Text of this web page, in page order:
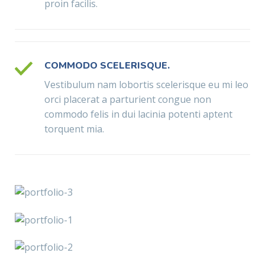
proin facilis.
COMMODO SCELERISQUE.
Vestibulum nam lobortis scelerisque eu mi leo
orci placerat a parturient congue non
commodo felis in dui lacinia potenti aptent
torquent mia.